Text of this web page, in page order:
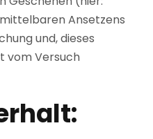
Ansetzens
und, dieses
vom Versuch